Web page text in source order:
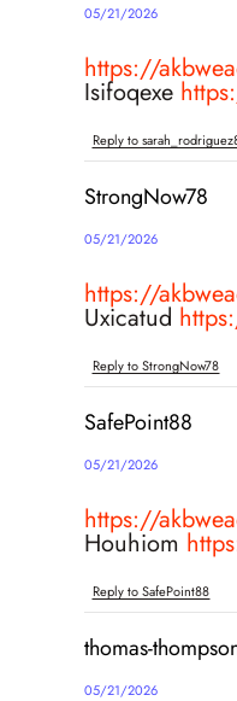
05/21/2026
https://
Isifoqexe
Reply to
StrongNow78
05/21/2026
https://
Uxicatud
Reply to StrongNow78
SafePoint88
05/21/2026
https://
Houhiom
Reply to SafePoint88
thomas-
05/21/2026